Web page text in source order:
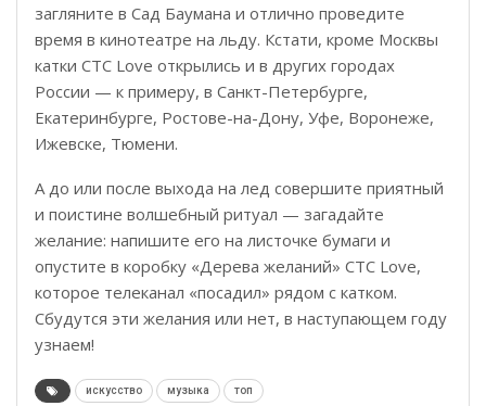
загляните в Сад Баумана и отлично проведите
время в кинотеатре на льду. Кстати, кроме Москвы
катки СТС Love открылись и в других городах
России — к примеру, в Санкт-Петербурге,
Екатеринбурге, Ростове-на-Дону, Уфе, Воронеже,
Ижевске, Тюмени.
А до или после выхода на лед совершите приятный
и поистине волшебный ритуал — загадайте
желание: напишите его на листочке бумаги и
опустите в коробку «Дерева желаний» СТС Love,
которое телеканал «посадил» рядом с катком.
Сбудутся эти желания или нет, в наступающем году
узнаем!
искусство музыка топ